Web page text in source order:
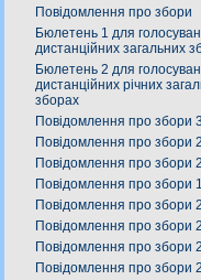
Повідомлення про збори
Бюлетень 1 для
дистанційних загальних
Бюлетень 2 для
дистанційних річних
зборах
Повідомлення про збори
Повідомлення про збори
Повідомлення про збори
Повідомлення про збори
Повідомлення про збори
Повідомлення про збори
Повідомлення про збори
Повідомлення про збори